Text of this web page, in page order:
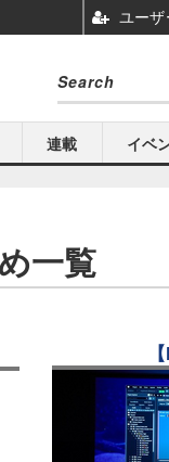
連載 イベ
一覧
ユー